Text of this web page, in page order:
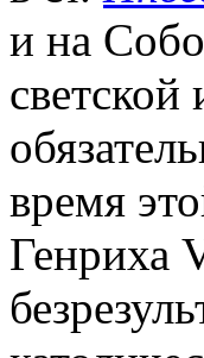
и на
время
Генриха